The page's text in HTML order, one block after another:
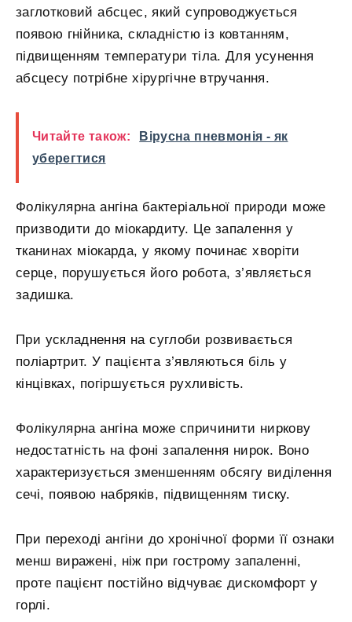
заглотковий абсцес, який супроводжується
появою гнійника, складністю із ковтанням,
підвищенням температури тіла. Для усунення
абсцесу потрібне хірургічне втручання.
Читайте також:
Вірусна пневмонія - як
уберегтися
Фолікулярна ангіна бактеріальної природи може
призводити до міокардиту. Це запалення у
тканинах міокарда, у якому починає хворіти
серце, порушується його робота, з’являється
задишка.
При ускладнення на суглоби розвивається
поліартрит. У пацієнта з’являються біль у
кінцівках, погіршується рухливість.
Фолікулярна ангіна може спричинити ниркову
недостатність на фоні запалення нирок. Воно
характеризується зменшенням обсягу виділення
сечі, появою набряків, підвищенням тиску.
При переході ангіни до хронічної форми її ознаки
менш виражені, ніж при гострому запаленні,
проте пацієнт постійно відчуває дискомфорт у
горлі.